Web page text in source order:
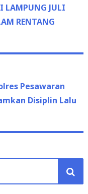
LAMPUNG JULI
RENTANG
Pesawaran
Disiplin Lalu